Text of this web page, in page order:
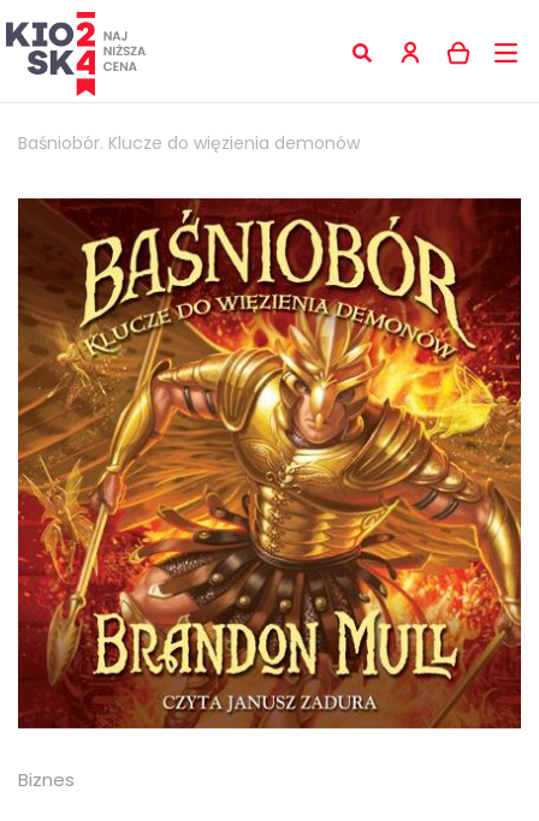
Baśniobór. Klucze do więzienia demonów
Biznes